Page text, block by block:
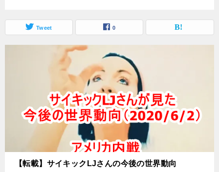
Tweet 0
【転載】サイキックLJさんの今後の世界動向